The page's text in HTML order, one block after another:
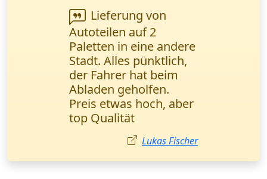
Ihr Service ist eine
echte Rettung in
dringenden
Situationen. Alles läuft
reibungslos, schnell
und bequem. Lisa
Wagner,
Marketingmanagerin
(Düsseldorf).